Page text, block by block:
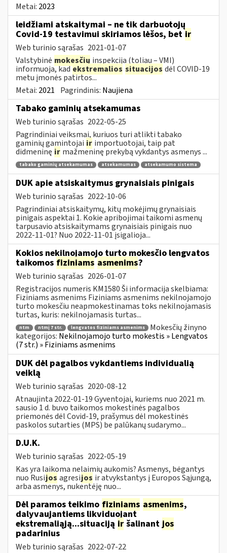
Metai: 2023
leidžiami atskaitymai – ne tik darbuotojų
Covid-19 testavimui skiriamos lėšos, bet ir
Web turinio sąrašas 2021-01-07
Valstybinė mokesčių inspekcija (toliau – VMI)
informuoja, kadekstremalios situacijos dėl COVID-19
metu įmonės patirtos...
Metai: 2021 Pagrindinis: Naujiena
Tabako gaminių atsekamumas
Web turinio sąrašas 2022-05-25
Pagrindiniai veiksmai, kuriuos turi atlikti tabako
gaminių gamintojai ir importuotojai, taip pat
didmeninę ir mažmeninę prekybą vykdantys asmenys ...
tabako gaminių atsekamumas atsekamumas atsekamumo sistema
DUK apie atsiskaitymus grynaisiais pinigais
Web turinio sąrašas 2022-10-06
Pagrindiniai atsiskaitymų, kitų mokėjimų grynaisiais
pinigais aspektai 1. Kokie apribojimai taikomi asmenų
tarpusavio atsiskaitymams grynaisiais pinigais nuo
2022-11-01? Nuo 2022-11-01 įsigalioja...
Kokios nekilnojamojo turto mokesčio lengvatos
taikomos fiziniams asmenims?
Web turinio sąrašas 2026-01-07
Registracijos numeris KM1580 Ši informacija skelbiama:
Fiziniams asmenims Fiziniams asmenims nekilnojamojo
turto mokesčiu neapmokestinamas toks nekilnojamasis
turtas, kuris: nekilnojamasis turtas...
ntm ntmį 7 str. lengvatos fiziniams asmenims
Mokesčių žinyno
kategorijos: Nekilnojamojo turto mokestis » Lengvatos
(7 str.) » Fiziniams asmenims
DUK dėl pagalbos vykdantiems individualią
veiklą
Web turinio sąrašas 2020-08-12
Atnaujinta 2022-01-19 Gyventojai, kuriems nuo 2021 m.
sausio 1 d. buvo taikomos mokestinės pagalbos
priemonės dėl Covid-19, prašymus dėl mokestinės
paskolos sutarties (MPS) be palūkanų sudarymo...
D.U.K.
Web turinio sąrašas 2022-05-19
Kas yra laikoma nelaimių aukomis? Asmenys, bėgantys
nuo Rusijos agresijos ir atvykstantys į Europos Sąjungą,
arba asmenys, nukentėję nuo...
Dėl paramos teikimo fiziniams asmenims,
dalyvaujantiems likviduojant
ekstremaliąją...situaciją ir šalinant jos
padarinius
Web turinio sąrašas 2022-07-22